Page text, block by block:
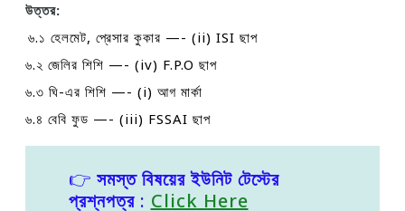
উত্তর:
৬.১ হেলমেট, প্রেসার কুকার —- (ii) ISI ছাপ
৬.২ জেলির শিশি —- (iv) F.P.O ছাপ
৬.৩ ঘি-এর শিশি —- (i) আগ মার্কা
৬.৪ বেবি ফুড —- (iii) FSSAI ছাপ
👉 সমস্ত বিষয়ের ইউনিট টেস্টের
প্রশ্নপত্র: Click Here